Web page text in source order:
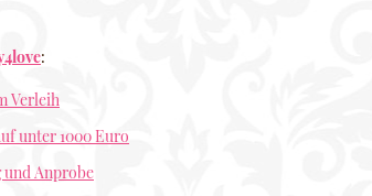
:
Verleih
unter 1000 Euro
und Anprobe